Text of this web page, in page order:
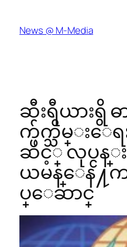
content
News @ M-Media
ဆီးရီယားရွိ
က္ဖ်က္သိမ္းေ
ဆင့္ လုပ္ငန္း
ယမန္ေန႔က
ပ္ေဆာင္